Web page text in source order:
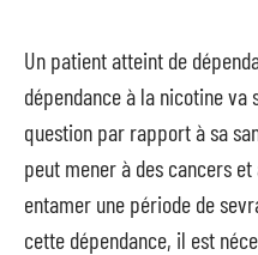
Un patient atteint de
dépendance à la nicotine va
question par rapport à sa
peut mener à des cancers
entamer une période de
cette dépendance, il est